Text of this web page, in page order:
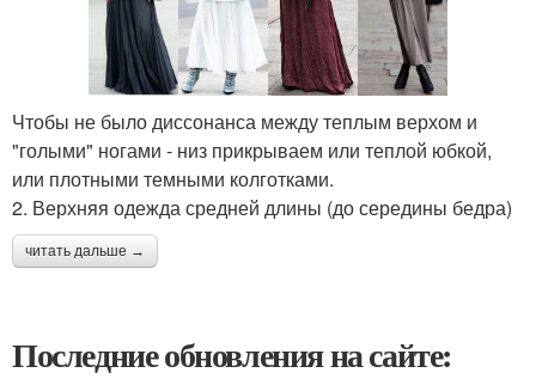
Чтобы не было диссонанса между теплым верхом и
"голыми" ногами - низ прикрываем или теплой юбкой,
или плотными темными колготками.
2. Верхняя одежда средней длины (до середины бедра)
читать дальше →
Последние обновления на сайте: